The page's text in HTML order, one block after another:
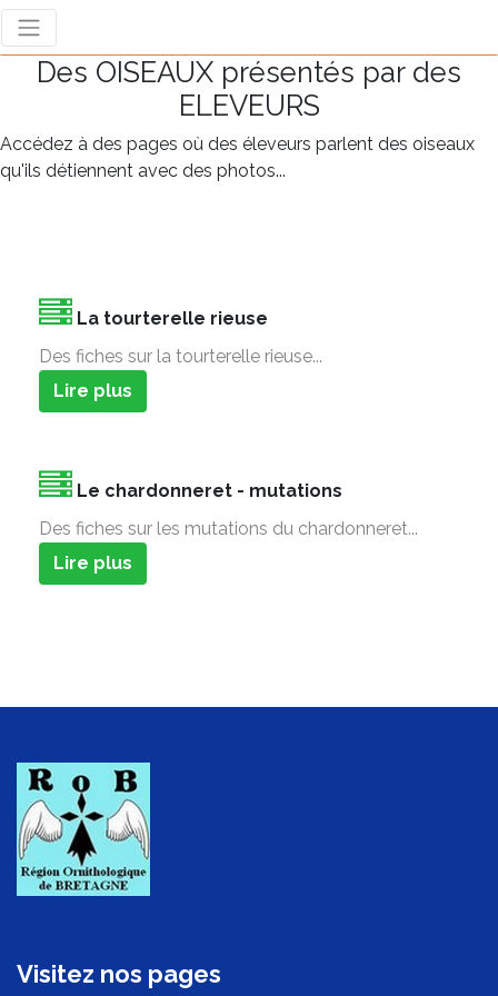
Des OISEAUX présentés par des
ELEVEURS
Accédez à des pages où des éleveurs parlent des oiseaux
qu'ils détiennent avec des photos...
La tourterelle rieuse
Des fiches sur la tourterelle rieuse...
Lire plus
Le chardonneret - mutations
Des fiches sur les mutations du chardonneret...
Lire plus
Visitez nos pages